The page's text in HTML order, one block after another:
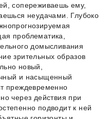
сопереживаешь ему,
неудачами. Глубоко
проблематика,
домысливания
зрительных образов
новый,
и насыщенный
преждевременно
через действия при
подводит к ней